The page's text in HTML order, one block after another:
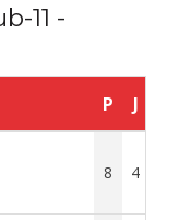
11 -
P J
8 4